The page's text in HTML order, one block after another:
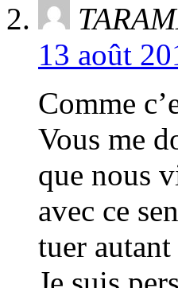
13 août
Comme
Vous me
que nous
avec ce
tuer autant